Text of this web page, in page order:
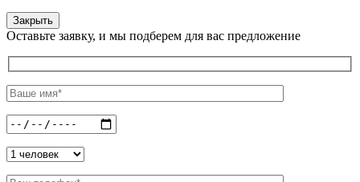
Закрыть
Оставьте заявку, и мы подберем для вас предложение